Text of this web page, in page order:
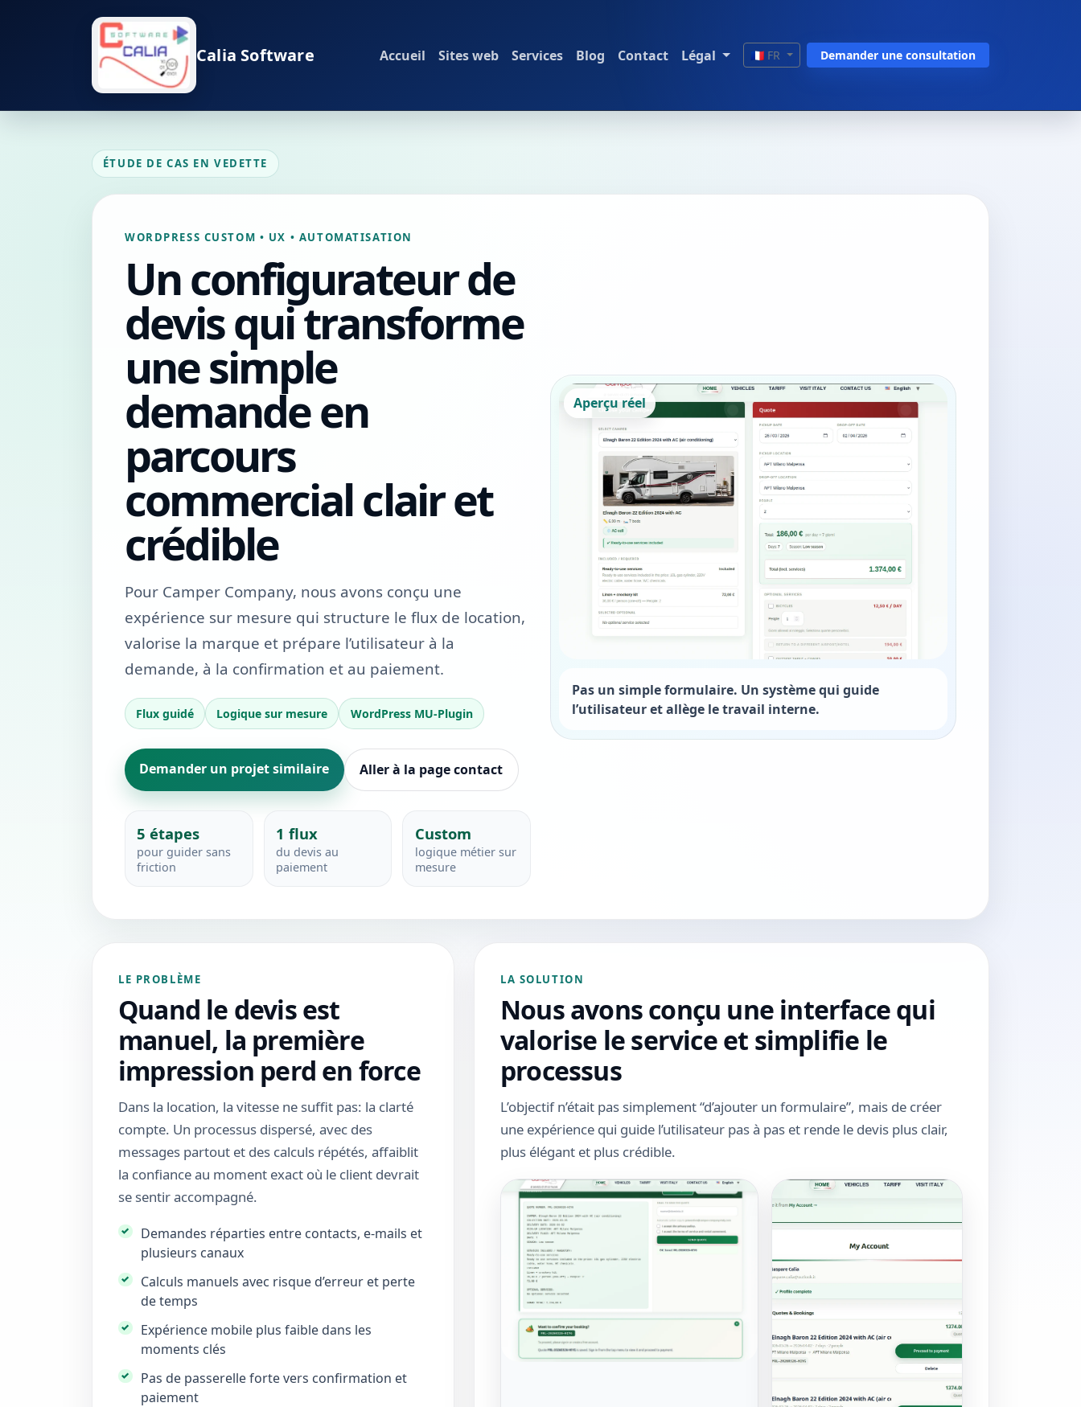
Calia Software Accueil Sites web Services Blog Contact Légal 🇫🇷 FR Demander une consultation
ÉTUDE DE CAS EN VEDETTE
WORDPRESS CUSTOM • UX • AUTOMATISATION
Un configurateur de
devis qui transforme
une simple
demande en
parcours
commercial clair et
crédible
Pour Camper Company, nous avons conçu une
expérience sur mesure qui structure le flux de location,
valorise la marque et prépare l’utilisateur à la
demande, à la confirmation et au paiement.
Flux guidé Logique sur mesure WordPress MU-Plugin
Demander un projet similaire Aller à la page contact
5 étapes
pour guider sans
friction
1 flux
du devis au
paiement
Custom
logique métier sur
mesure
Aperçu réel
Pas un simple formulaire. Un système qui guide
l’utilisateur et allège le travail interne.
LE PROBLÈME
Quand le devis est
manuel, la première
impression perd en force
Dans la location, la vitesse ne suffit pas: la clarté
compte. Un processus dispersé, avec des
messages partout et des calculs répétés, affaiblit
la confiance au moment exact où le client devrait
se sentir accompagné.
Demandes réparties entre contacts, e-mails et
plusieurs canaux
Calculs manuels avec risque d’erreur et perte
de temps
Expérience mobile plus faible dans les
moments clés
Pas de passerelle forte vers confirmation et
paiement
LA SOLUTION
Nous avons conçu une interface qui
valorise le service et simplifie le
processus
L’objectif n’était pas simplement “d’ajouter un formulaire”, mais de créer
une expérience qui guide l’utilisateur pas à pas et rende le devis plus clair,
plus élégant et plus crédible.